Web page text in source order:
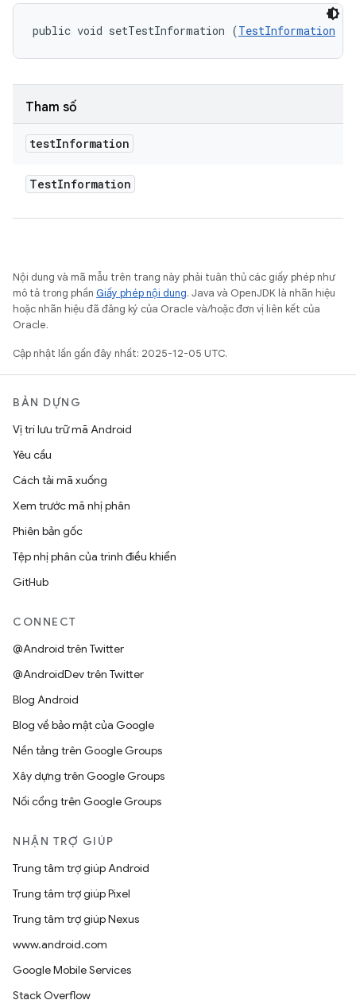
public void setTestInformation (TestInformation
Tham số
testInformation
TestInformation
Nội dung và mã mẫu trên trang này phải tuân thủ các giấy phép như
mô tả trong phần Giấy phép nội dung. Java và OpenJDK là nhãn hiệu
hoặc nhãn hiệu đã đăng ký của Oracle và/hoặc đơn vị liên kết của
Oracle.
Cập nhật lần gần đây nhất: 2025-12-05 UTC.
BẢN DỰNG
Vị trí lưu trữ mã Android
Yêu cầu
Cách tải mã xuống
Xem trước mã nhị phân
Phiên bản gốc
Tệp nhị phân của trình điều khiển
GitHub
CONNECT
@Android trên Twitter
@AndroidDev trên Twitter
Blog Android
Blog về bảo mật của Google
Nền tảng trên Google Groups
Xây dựng trên Google Groups
Nối cổng trên Google Groups
NHẬN TRỢ GIÚP
Trung tâm trợ giúp Android
Trung tâm trợ giúp Pixel
Trung tâm trợ giúp Nexus
www.android.com
Google Mobile Services
Stack Overflow